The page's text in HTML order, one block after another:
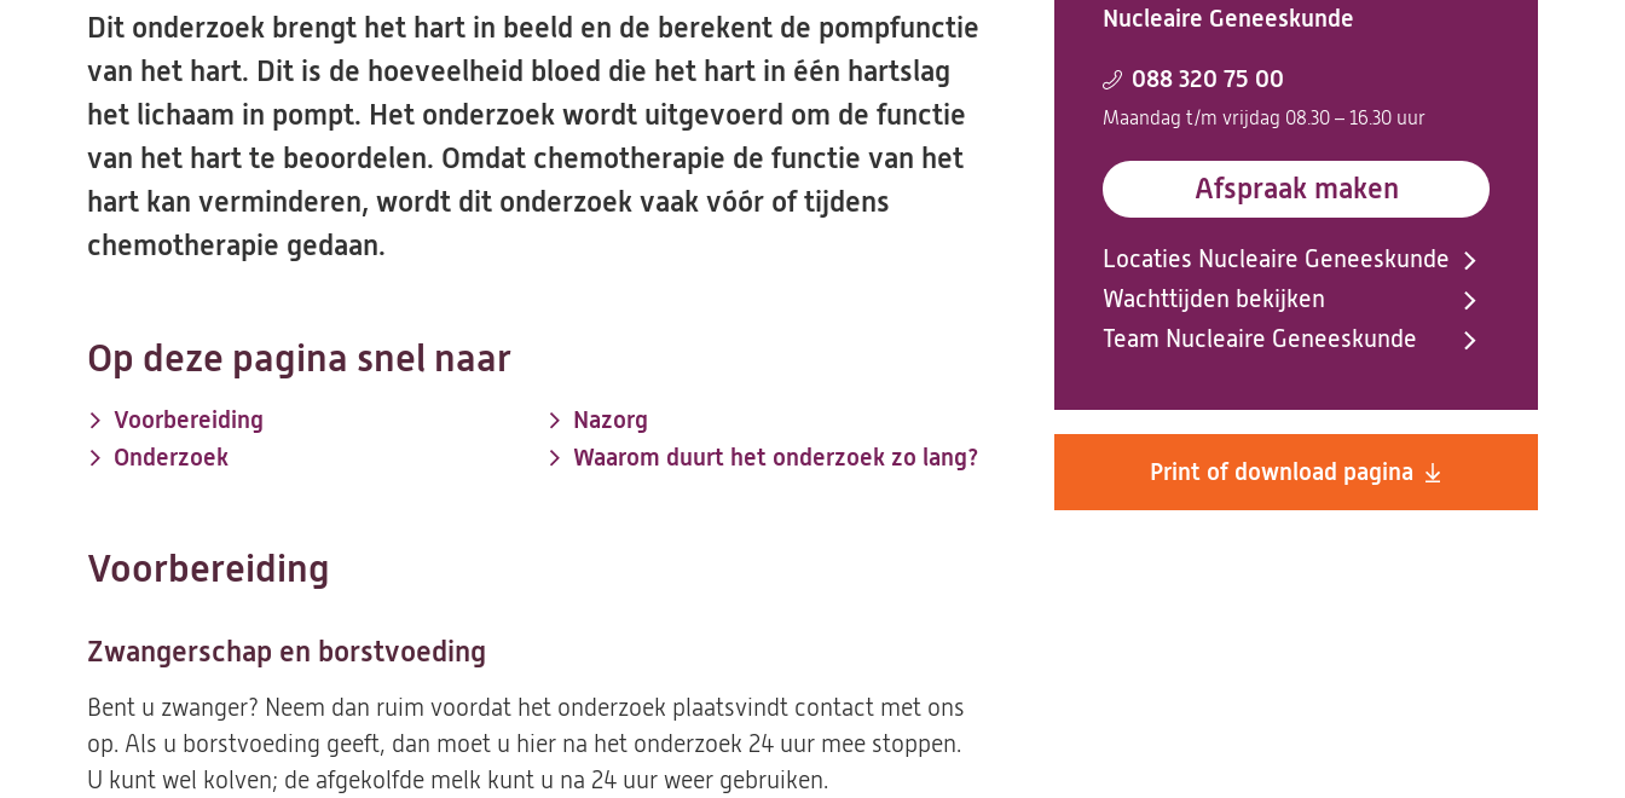
Nucleaire Geneeskunde
088 320 75 00
Maandag t/m vrijdag 08.30 – 16.30 uur
Afspraak maken
Locaties Nucleaire Geneeskunde
Wachttijden bekijken
Team Nucleaire Geneeskunde
Print of download pagina
Dit onderzoek brengt het hart in beeld en de berekent de pompfunctie
van het hart. Dit is de hoeveelheid bloed die het hart in één hartslag
het lichaam in pompt. Het onderzoek wordt uitgevoerd om de functie
van het hart te beoordelen. Omdat chemotherapie de functie van het
hart kan verminderen, wordt dit onderzoek vaak vóór of tijdens
chemotherapie gedaan.
Op deze pagina snel naar
Voorbereiding
Onderzoek
Nazorg
Waarom duurt het onderzoek zo lang?
Voorbereiding
Zwangerschap en borstvoeding
Bent u zwanger? Neem dan ruim voordat het onderzoek plaatsvindt contact met ons
op. Als u borstvoeding geeft, dan moet u hier na het onderzoek 24 uur mee stoppen.
U kunt wel kolven; de afgekolfde melk kunt u na 24 uur weer gebruiken.